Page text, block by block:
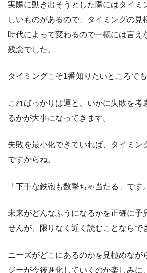
実際に動き出そうとした際にはタイミ
しいものがあるので、タイミングの見
時代によって変わるので一概には言え
残念でした。
タイミングこそ1番知りたいところで
こればっかりは運と、いかに失敗を考
るかが大事になってきます。
失敗を最小化できていれば、タイミン
ですからね。
「下手な鉄砲も数撃ちゃ当たる」です。
未来がどんなふうになるかを正確に予
せんが、限りなく近く読むことならで
ニーズがどこにあるのかを見極めなが
ジーが今後進化していくのか楽しみに